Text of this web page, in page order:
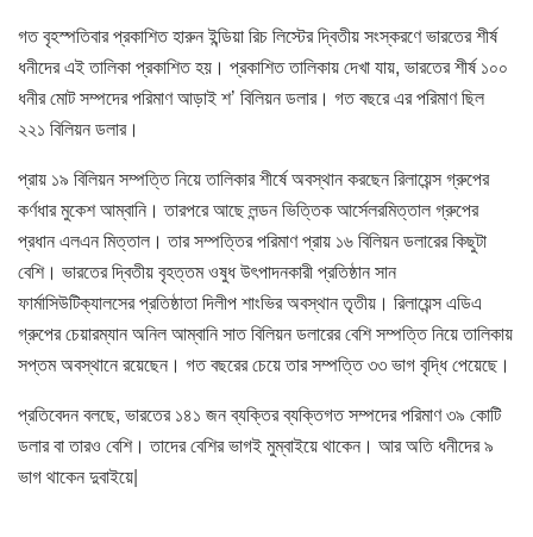
গত বৃহস্পতিবার প্রকাশিত হারুন ইন্ডিয়া রিচ লিস্টের দ্বিতীয় সংস্করণে ভারতের শীর্ষ
ধনীদের এই তালিকা প্রকাশিত হয়। প্রকাশিত তালিকায় দেখা যায়, ভারতের শীর্ষ ১০০
ধনীর মোট সম্পদের পরিমাণ আড়াই শ’ বিলিয়ন ডলার। গত বছরে এর পরিমাণ ছিল
২২১ বিলিয়ন ডলার।
প্রায় ১৯ বিলিয়ন সম্পত্তি নিয়ে তালিকার শীর্ষে অবস্থান করছেন রিলায়েন্স গ্রুপের
কর্ণধার মুকেশ আম্বানি। তারপরে আছে লন্ডন ভিত্তিক আর্সেলরমিত্তাল গ্রুপের
প্রধান এলএন মিত্তাল। তার সম্পত্তির পরিমাণ প্রায় ১৬ বিলিয়ন ডলারের কিছুটা
বেশি। ভারতের দ্বিতীয় বৃহত্তম ওষুধ উৎপাদনকারী প্রতিষ্ঠান সান
ফার্মাসিউটিক্যালসের প্রতিষ্ঠাতা দিলীপ শাংভির অবস্থান তৃতীয়। রিলায়েন্স এডিএ
গ্রুপের চেয়ারম্যান অনিল আম্বানি সাত বিলিয়ন ডলারের বেশি সম্পত্তি নিয়ে তালিকায়
সপ্তম অবস্থানে রয়েছেন। গত বছরের চেয়ে তার সম্পত্তি ৩৩ ভাগ বৃদ্ধি পেয়েছে।
প্রতিবেদন বলছে, ভারতের ১৪১ জন ব্যক্তির ব্যক্তিগত সম্পদের পরিমাণ ৩৯ কোটি
ডলার বা তারও বেশি। তাদের বেশির ভাগই মুম্বাইয়ে থাকেন। আর অতি ধনীদের ৯
ভাগ থাকেন দুবাইয়ে|